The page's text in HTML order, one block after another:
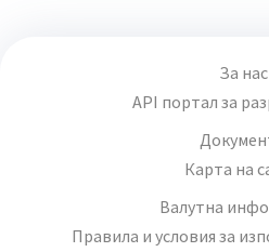
За нас
API портал за
Карта на
Валутна
Правила и условия за